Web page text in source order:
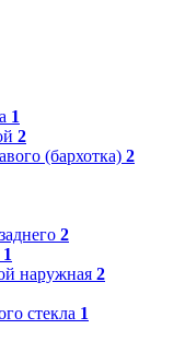
1
2
(бархотка) 2
2
1
наружная 2
стекла 1